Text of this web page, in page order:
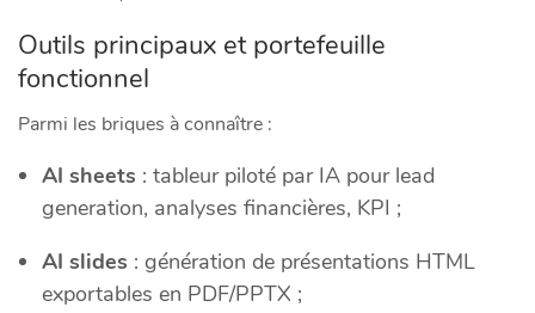
Outils principaux et portefeuille
fonctionnel
Parmi les briques à connaître :
AI sheets : tableur piloté par IA pour lead
generation, analyses financières, KPI ;
AI slides : génération de présentations HTML
exportables en PDF/PPTX ;